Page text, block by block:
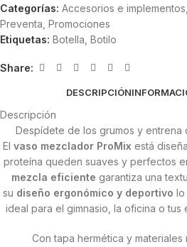
Categorías: Accesorios e implementos
Preventa Promociones
Etiquetas: Botella Botilo
Share:
DESCRIPCIÓN
Descripción
Despídete de los grumos y entrena
El vaso mezclador ProMix está
proteína queden suaves y perfectos
mezcla eficiente garantiza una
su diseño ergonómico y deportivo lo
ideal para el gimnasio, la oficina o tus
Con tapa hermética y